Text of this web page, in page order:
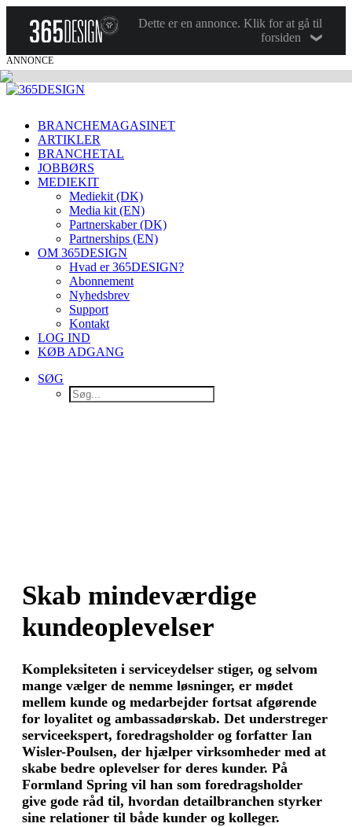
Dette er en annonce. Klik for at gå til
forsiden
ANNONCE
BRANCHEMAGASINET
ARTIKLER
BRANCHETAL
JOBBØRS
MEDIEKIT
Mediekit (DK)
Media kit (EN)
Partnerskaber (DK)
Partnerships (EN)
OM 365DESIGN
Hvad er 365DESIGN?
Abonnement
Nyhedsbrev
Support
Kontakt
LOG IND
KØB ADGANG
SØG
Skab mindeværdige
kundeoplevelser
Kompleksiteten i serviceydelser stiger, og selvom
mange vælger de nemme løsninger, er mødet
mellem kunde og medarbejder fortsat afgørende
for loyalitet og ambassadørskab. Det understreger
serviceekspert, foredragsholder og forfatter Ian
Wisler-Poulsen, der hjælper virksomheder med at
skabe bedre oplevelser for deres kunder. På
Formland Spring vil han som foredragsholder
give gode råd til, hvordan detailbranchen styrker
sine relationer til både kunder og kolleger.